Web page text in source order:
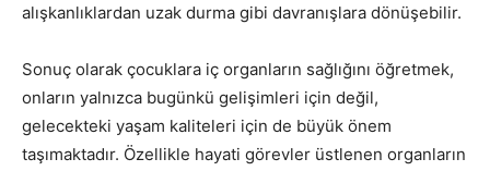
alışkanlıklardan uzak durma gibi davranışlara dönüşebilir.
Sonuç olarak çocuklara iç organların sağlığını öğretmek,
onların yalnızca bugünkü gelişimleri için değil,
gelecekteki yaşam kaliteleri için de büyük önem
taşımaktadır. Özellikle hayati görevler üstlenen organların